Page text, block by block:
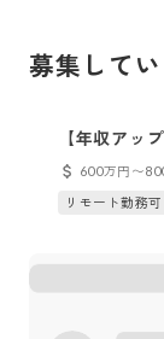
募集して
【年収アッ
ニアリーダー
600万円〜
リモート勤務可